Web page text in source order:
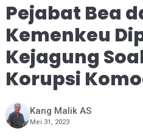
Pejabat Bea
Kemenkeu
Kejagung
Korupsi
Kang Malik AS
Mei 31, 2023